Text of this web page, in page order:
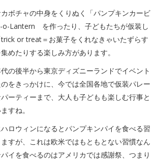
ボチャの中身をくりぬく「パンプキンカービ
o-Lantern を作ったり、子どもたちが仮装し
or treat＝お菓子をくれなきゃいたずらす
めたりする楽しみ方があります。
の後半から東京ディズニーランドでイベント
をきっかけに、今では全国各地で仮装パレー
ーティーまで、大人も子どもも楽しむ行事と
すね。
ロウィンになるとパンプキンパイを食べる習
すが、これは欧米ではもともとない習慣なん
イを食べるのはアメリカでは感謝祭、つまり